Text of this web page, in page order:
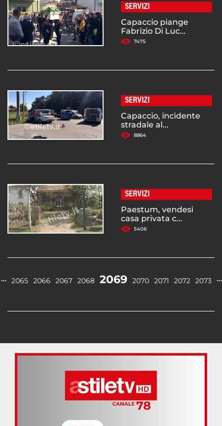
SERVIZI
Capaccio piange
Fabrizio Di Luc...
7475
SERVIZI
Capaccio, incidente
stradale al...
8864
SERVIZI
Paestum, vendesi
casa privata c...
5406
… 2065 2066 2067 2068 2069 2070 2071 2072 2073 …